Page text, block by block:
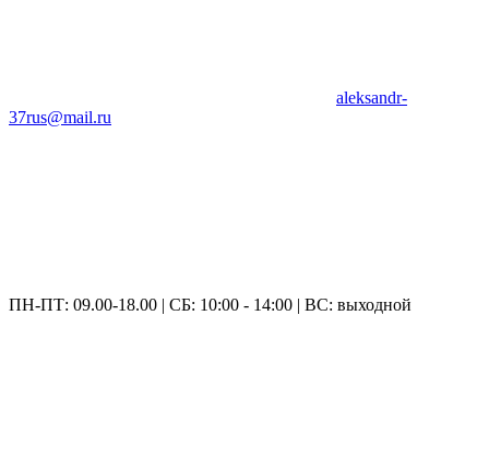
aleksandr-
37rus@mail.ru
ПН-ПТ: 09.00-18.00 | СБ: 10:00 - 14:00 | ВС: выходной